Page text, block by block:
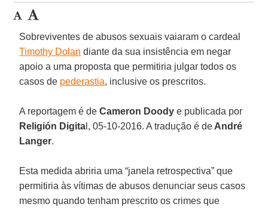
Sobreviventes de abusos sexuais vaiaram o cardeal
Timothy Dolan diante da sua insistência em negar
apoio a uma proposta que permitiria julgar todos os
casos de pederastia, inclusive os prescritos.
A reportagem é deCameron Doody e publicada por
Religión Digita l, 05-10-2016. A tradução é de André
Langer.
Esta medida abriria uma “janela retrospectiva” que
permitiria às vítimas de abusos denunciar seus casos
mesmo quando tenham prescrito os crimes que